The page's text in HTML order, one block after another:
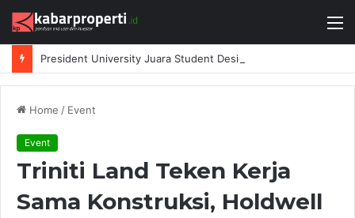
Home / Event
Event
Triniti Land Teken Kerja
Sama Konstruksi, Holdwell